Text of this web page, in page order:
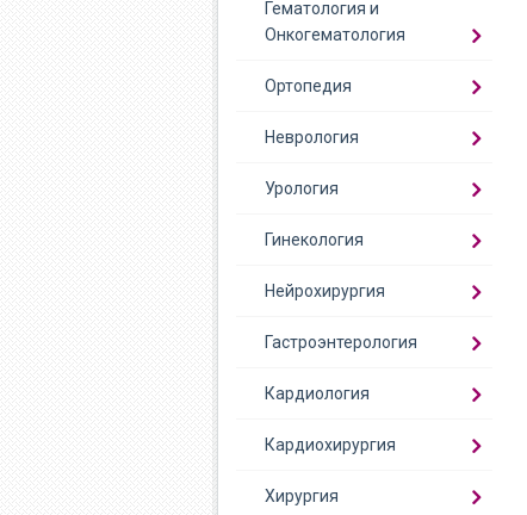
Гематология и
Онкогематология
Ортопедия
Неврология
Урология
Гинекология
Нейрохирургия
Гастроэнтерология
Кардиология
Кардиохирургия
Хирургия